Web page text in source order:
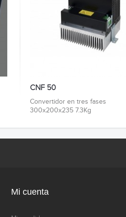
CNF 50
Convertidor en tres fases
300x200x235 7.3Kg
Mi cuenta